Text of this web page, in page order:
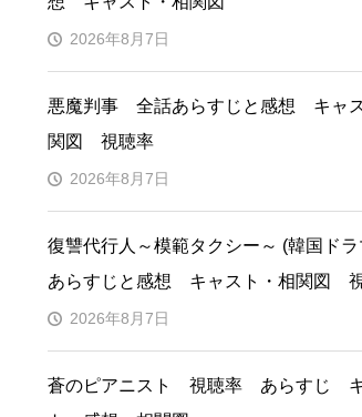
2026年8月7日
悪魔判事 全話あらすじと感想 キャ
関図 視聴率
2026年8月7日
復讐代行人～模範タクシー～ (韓国ド
あらすじと感想 キャスト・相関図
2026年8月7日
蒼のピアニスト 視聴率 あらすじ